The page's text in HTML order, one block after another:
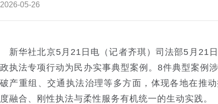
2026-05-26
新华社北京5月21日电（记者齐琪）司法部5月21
政执法专项行动为民办实事典型案例。8件典型案例
破产重组、交通执法治理等多方面，体现各地在推
度融合、刚性执法与柔性服务有机统一的生动实践。